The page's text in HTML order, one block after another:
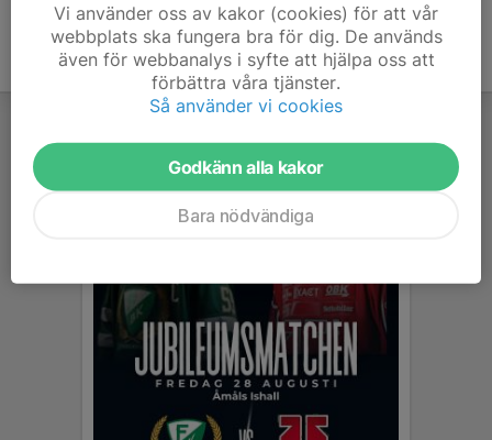
Vi använder oss av kakor (cookies) för att vår
webbplats ska fungera bra för dig. De används
även för webbanalys i syfte att hjälpa oss att
förbättra våra tjänster.
Så använder vi cookies
Godkänn alla kakor
Bara nödvändiga